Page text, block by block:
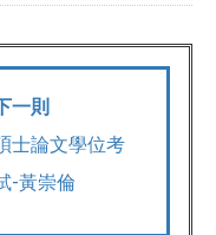
一則
士論文學位考
-黃崇倫